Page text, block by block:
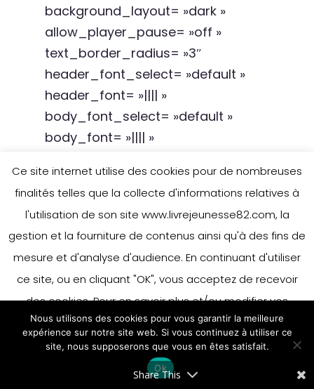
background_layout= »dark »
allow_player_pause= »off »
text_border_radius= »3″
header_font_select= »default »
header_font= »|||| »
body_font_select= »default »
body_font= »|||| »
button_font_select= »default »
button_font= »|||| »
button_use_icon= »default »
button_icon_placement= »right »
button_on_hover= »on »
arrows_custom_color= »#0a0a0a »
dot_nav_custom_color= »#0c0c0c »]
Vivante nature propositions
plastiques et sensibles
Ce site internet utilise des cookies pour de nombreuses
finalités telles que la collecte d'informations relatives à
l'utilisation de son site www.livrejeunesse82.com, la
gestion et la fourniture de contenus ainsi qu'à des fins de
mesure et d'analyse d'audience. En continuant d'utiliser
ce site, ou en cliquant "OK", vous acceptez de recevoir
des cookies. Pour en savoir plus et/ou modifier vos
préférences en matière de cookies, merci de vous référer
à notre politique sur les cookies.
Accepter
En savoir plus
Share This
Nous utilisons des cookies pour vous garantir la meilleure
expérience sur notre site web. Si vous continuez à utiliser ce
site, nous supposerons que vous en êtes satisfait.
Ok